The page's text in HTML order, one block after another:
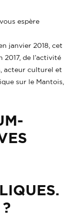
espère
janvier 2018, cet
de l’activité
acteur culturel et
sur le Mantois,